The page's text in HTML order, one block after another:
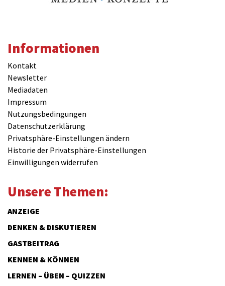
Informationen
Kontakt
Newsletter
Mediadaten
Impressum
Nutzungsbedingungen
Datenschutzerklärung
Privatsphäre-Einstellungen ändern
Historie der Privatsphäre-Einstellungen
Einwilligungen widerrufen
Unsere Themen:
ANZEIGE
DENKEN & DISKUTIEREN
GASTBEITRAG
KENNEN & KÖNNEN
LERNEN – ÜBEN – QUIZZEN